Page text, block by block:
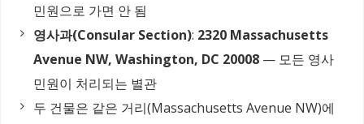
민원으로 가면 안 됨
영사과(Consular Section): 2320 Massachusetts
Avenue NW, Washington, DC 20008 — 모든 영사
민원이 처리되는 별관
두 건물은 같은 거리(Massachusetts Avenue NW)에